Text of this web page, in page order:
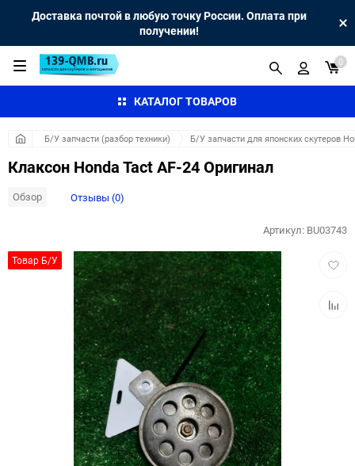
Доставка почтой в любую точку России. Оплата при
получении!
КАТАЛОГ ТОВАРОВ
0
Б/У запчасти (разбор техники) Б/У запчасти для японских скутеров
Клаксон Honda Tact AF-24 Оригинал
Обзор Отзывы (0)
Товар Б/У
Артикул: BU03743